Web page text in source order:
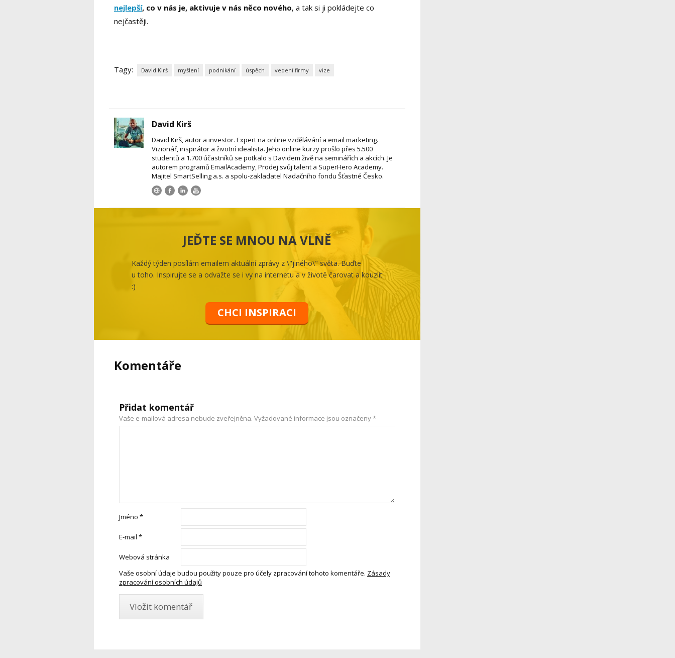
nejlepší, co v nás je, aktivuje v nás něco nového, a tak si ji pokládejte co
nejčastěji.
Tagy: David Kirš myšlení podnikání úspěch vedení firmy vize
David Kirš
David Kirš, autor a investor. Expert na online vzdělávání a email marketing.
Vizionář, inspirátor a životní idealista. Jeho online kurzy prošlo přes 5.500
studentů a 1.700 účastníků se potkalo s Davidem živě na seminářích a akcích. Je
autorem programů EmailAcademy, Prodej svůj talent a SuperHero Academy.
Majitel SmartSelling a.s. a spolu-zakladatel Nadačního fondu Šťastné Česko.
JEĎTE SE MNOU NA VLNĚ
Každý týden posílám emailem aktuální zprávy z \"jiného\" světa. Buďte
u toho. Inspirujte se a odvažte se i vy na internetu a v životě čarovat a kouzlit
:)
CHCI INSPIRACI
Komentáře
Přidat komentář
Vaše e-mailová adresa nebude zveřejněna. Vyžadované informace jsou označeny*
Jméno *
E-mail *
Webová stránka
Vaše osobní údaje budou použity pouze pro účely zpracování tohoto komentáře. Zásady
zpracování osobních údajů